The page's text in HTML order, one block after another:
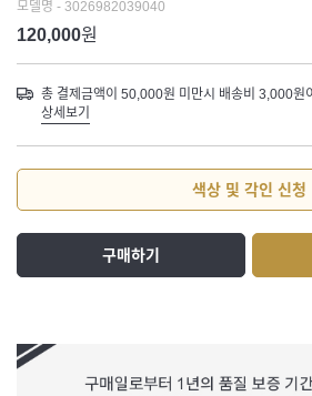
모델명 - 3026982039040
120,000원
총 결제금액이 50,000원 미만시 배송비 3,000원
상세보기
색상 및 각인 신청
구매하기